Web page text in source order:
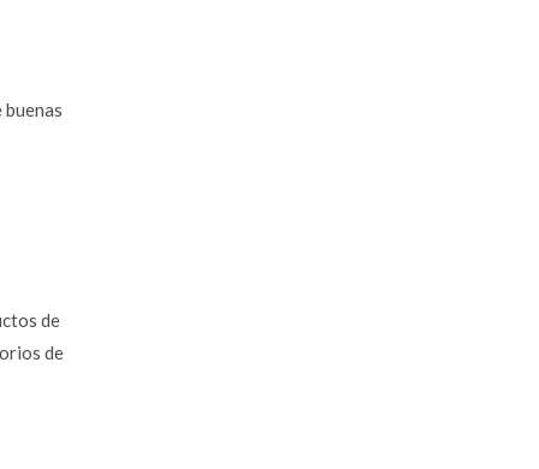
de
de